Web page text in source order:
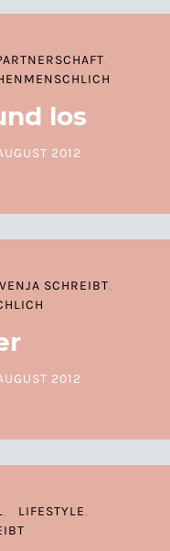
los
ON
2012
SCHREIBT
ON
2012
LIFESTYLE